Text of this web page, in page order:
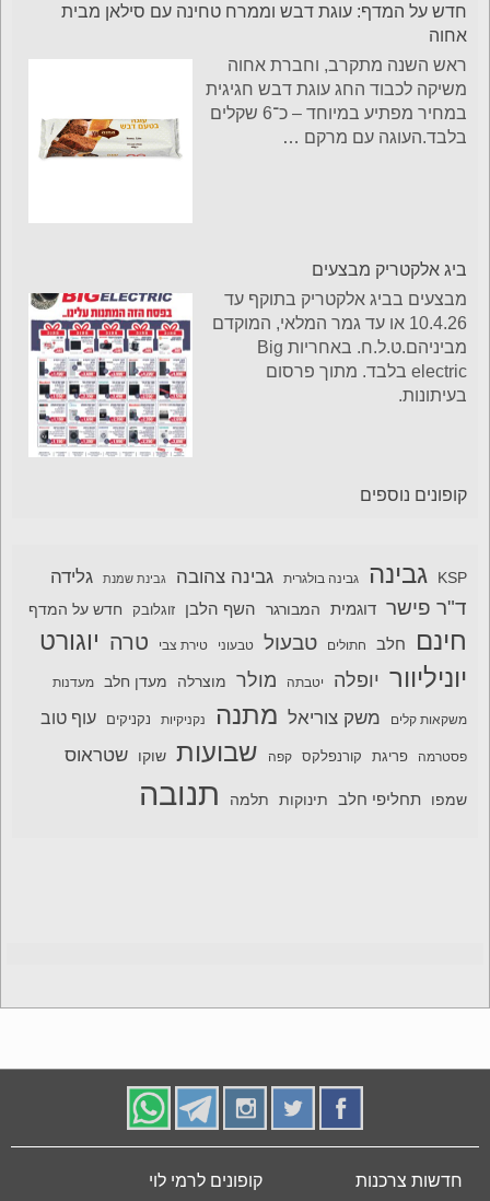
חדש על המדף: עוגת דבש וממרח טחינה עם סילאן מבית
אחוה
ראש השנה מתקרב, וחברת אחוה
משיקה לכבוד החג עוגת דבש חגיגית
במחיר מפתיע במיוחד – כ־6 שקלים
בלבד.העוגה עם מרקם …
ביג אלקטריק מבצעים
מבצעים בביג אלקטריק בתוקף עד
10.4.26 או עד גמר המלאי, המוקדם
מביניהם.ט.ל.ח. באחריות Big
electric בלבד. מתוך פרסום
בעיתונות.
קופונים נוספים
KSP גבינה גבינה בולגרית גבינה צהובה גבינת שמנת גלידה
ד"ר פישר דוגמית המבורגר השף הלבן זוגלובק חדש על המדף
חינם חלב חתולים טבעול טבעוני טירת צבי טרה יוגורט
יוניליוור יופלה יטבתה מולר מוצרלה מעדן חלב מעדנות
משקאות קלים משק צוריאל מתנה נקניקיות נקניקים עוף טוב
פסטרמה פריגת קורנפלקס קפה שבועות שוקו שטראוס
שמפו תחליפי חלב תינוקות תלמה תנובה
חדשות צרכנות קופונים לרמי לוי